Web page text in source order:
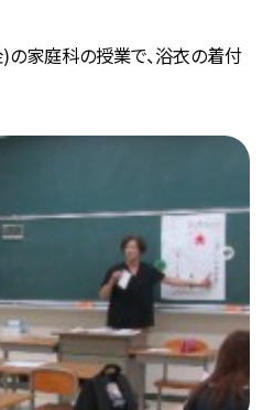
)の家庭科の授業で、浴衣の着付